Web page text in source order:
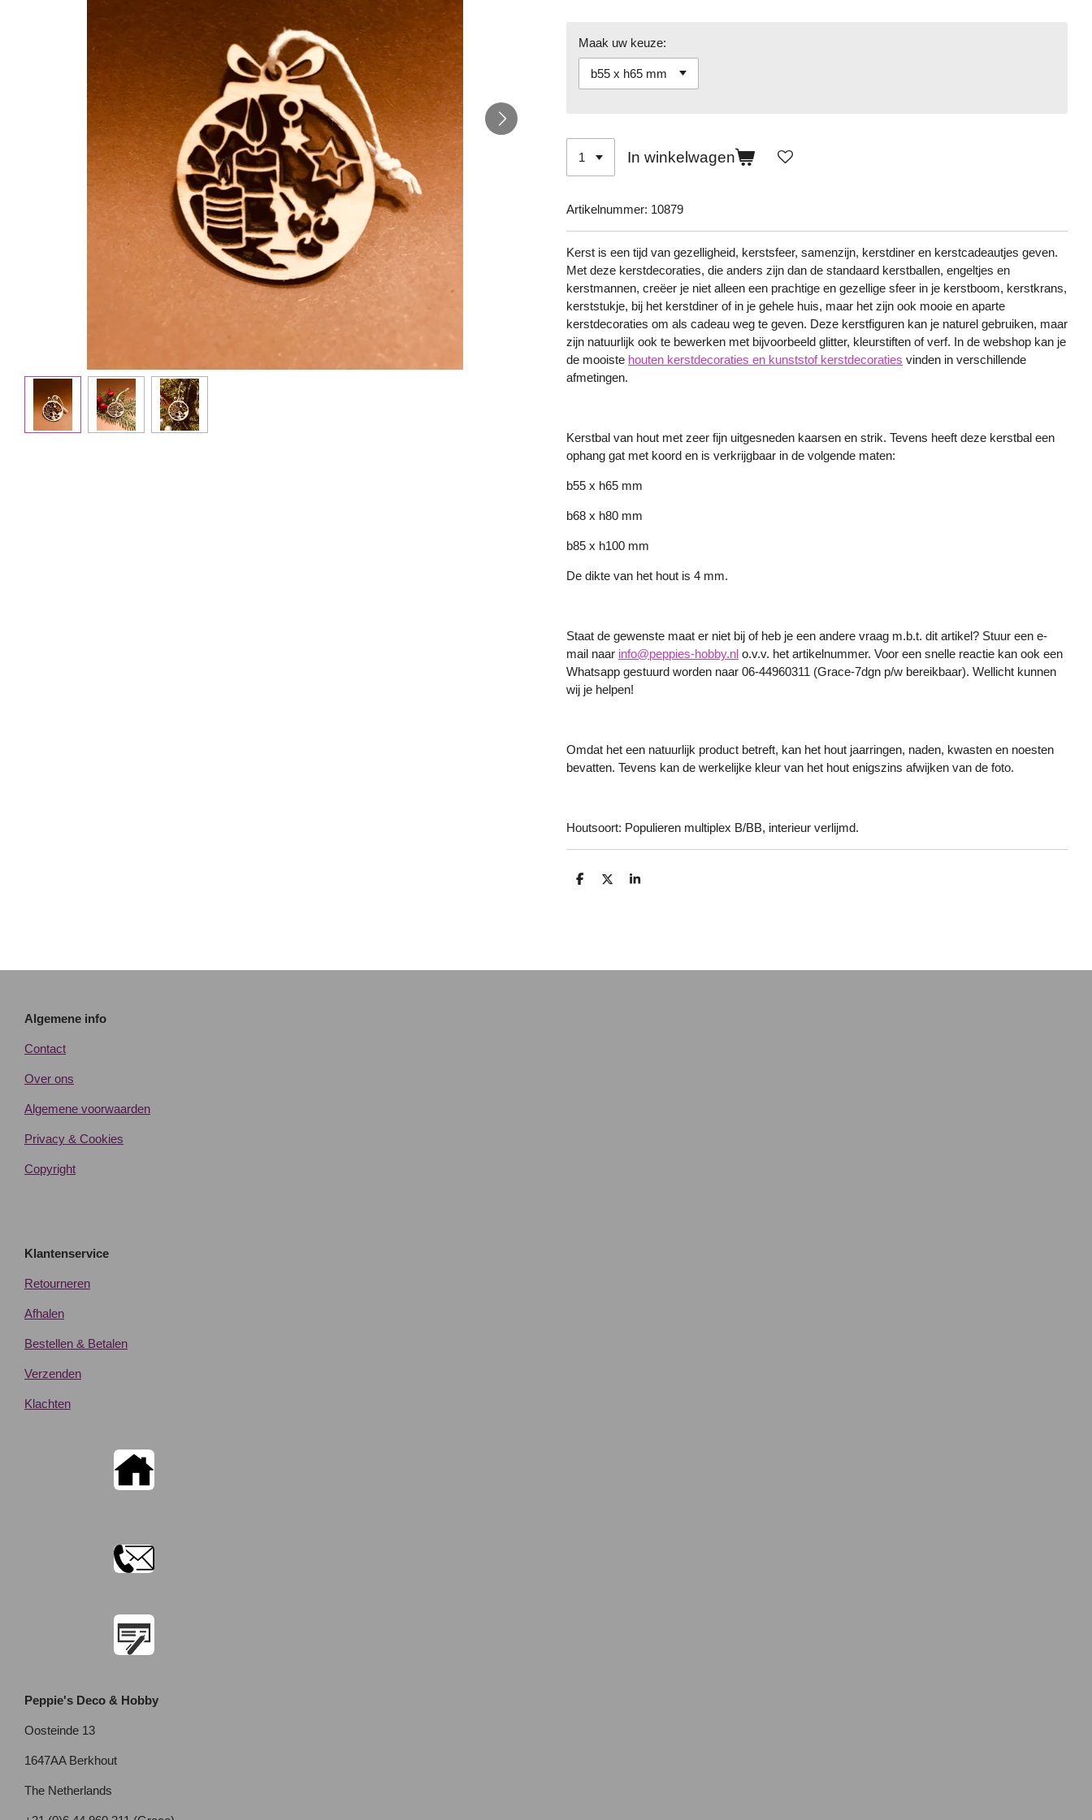
Maak uw keuze:
In winkelwagen
Artikelnummer: 10879
Kerst is een tijd van gezelligheid, kerstsfeer, samenzijn, kerstdiner en kerstcadeautjes geven.
Met deze kerstdecoraties, die anders zijn dan de standaard kerstballen, engeltjes en
kerstmannen, creëer je niet alleen een prachtige en gezellige sfeer in je kerstboom, kerstkrans,
kerststukje, bij het kerstdiner of in je gehele huis, maar het zijn ook mooie en aparte
kerstdecoraties om als cadeau weg te geven. Deze kerstfiguren kan je naturel gebruiken, maar
zijn natuurlijk ook te bewerken met bijvoorbeeld glitter, kleurstiften of verf. In de webshop kan je
de mooiste houten kerstdecoraties en kunststof kerstdecoraties vinden in verschillende
afmetingen.
Kerstbal van hout met zeer fijn uitgesneden kaarsen en strik. Tevens heeft deze kerstbal een
ophang gat met koord en is verkrijgbaar in de volgende maten:
b55 x h65 mm
b68 x h80 mm
b85 x h100 mm
De dikte van het hout is 4 mm.
Staat de gewenste maat er niet bij of heb je een andere vraag m.b.t. dit artikel? Stuur een e-
mail naar info@peppies-hobby.nl o.v.v. het artikelnummer. Voor een snelle reactie kan ook een
Whatsapp gestuurd worden naar 06-44960311 (Grace-7dgn p/w bereikbaar). Wellicht kunnen
wij je helpen!
Omdat het een natuurlijk product betreft, kan het hout jaarringen, naden, kwasten en noesten
bevatten. Tevens kan de werkelijke kleur van het hout enigszins afwijken van de foto.
Houtsoort: Populieren multiplex B/BB, interieur verlijmd.
D
D
S
Algemene info
Contact
Over ons
Algemene voorwaarden
Privacy & Cookies
Copyright
Klantenservice
Retourneren
Afhalen
Bestellen & Betalen
Verzenden
Klachten
Peppie's Deco & Hobby
Oosteinde 13
1647AA Berkhout
The Netherlands